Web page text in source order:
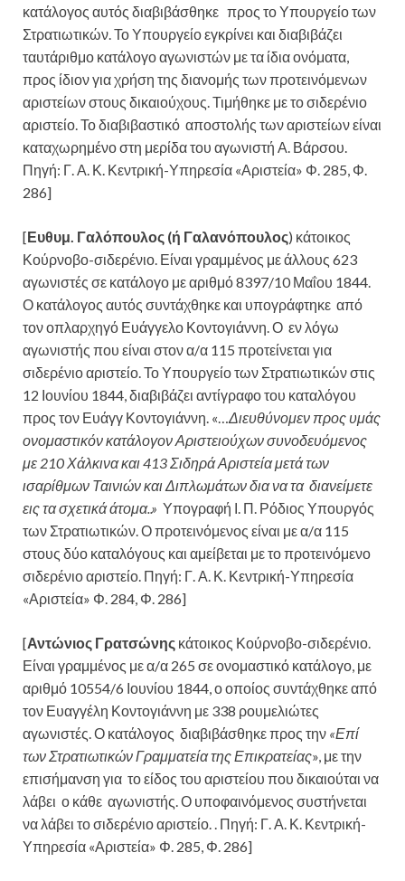
κατάλογος αυτός διαβιβάσθηκε προς το Υπουργείο των
Στρατιωτικών. Το Υπουργείο εγκρίνει και διαβιβάζει
ταυτάριθμο κατάλογο αγωνιστών με τα ίδια ονόματα,
προς ίδιον για χρήση της διανομής των προτεινόμενων
αριστείων στους δικαιούχους. Τιμήθηκε με το σιδερένιο
αριστείο. Το διαβιβαστικό αποστολής των αριστείων είναι
καταχωρημένο στη μερίδα του αγωνιστή Α. Βάρσου.
Πηγή: Γ. Α. Κ. Κεντρική-Υπηρεσία «Αριστεία» Φ. 285, Φ.
286]
[Ευθυμ. Γαλόπουλος (ή Γαλανόπουλος) κάτοικος
Κούρνοβο-σιδερένιο. Είναι γραμμένος με άλλους 623
αγωνιστές σε κατάλογο με αριθμό 8397/10 Μαΐου 1844.
Ο κατάλογος αυτός συντάχθηκε και υπογράφτηκε από
τον οπλαρχηγό Ευάγγελο Κοντογιάννη. Ο εν λόγω
αγωνιστής που είναι στον α/α 115 προτείνεται για
σιδερένιο αριστείο. Το Υπουργείο των Στρατιωτικών στις
12 Ιουνίου 1844, διαβιβάζει αντίγραφο του καταλόγου
προς τον Ευάγγ Κοντογιάννη. «…Διευθύνομεν προς υμάς
ονομαστικόν κατάλογον Αριστειούχων συνοδευόμενος
με 210 Χάλκινα και 413 Σιδηρά Αριστεία μετά των
ισαρίθμων Ταινιών και Διπλωμάτων δια να τα διανείμετε
εις τα σχετικά άτομα..» Υπογραφή Ι. Π. Ρόδιος Υπουργός
των Στρατιωτικών. Ο προτεινόμενος είναι με α/α 115
στους δύο καταλόγους και αμείβεται με το προτεινόμενο
σιδερένιο αριστείο. Πηγή: Γ. Α. Κ. Κεντρική-Υπηρεσία
«Αριστεία» Φ. 284, Φ. 286]
[Αντώνιος Γρατσώνης κάτοικος Κούρνοβο-σιδερένιο.
Είναι γραμμένος με α/α 265 σε ονομαστικό κατάλογο, με
αριθμό 10554/6 Ιουνίου 1844, ο οποίος συντάχθηκε από
τον Ευαγγέλη Κοντογιάννη με 338 ρουμελιώτες
αγωνιστές. Ο κατάλογος διαβιβάσθηκε προς την «Επί
των Στρατιωτικών Γραμματεία της Επικρατείας», με την
επισήμανση για το είδος του αριστείου που δικαιούται να
λάβει ο κάθε αγωνιστής. Ο υποφαινόμενος συστήνεται
να λάβει το σιδερένιο αριστείο. . Πηγή: Γ. Α. Κ. Κεντρική-
Υπηρεσία «Αριστεία» Φ. 285, Φ. 286]